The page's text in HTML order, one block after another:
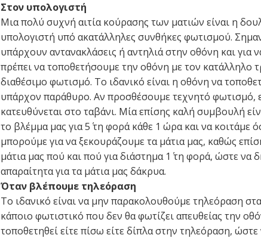
Στον υπολογιστή
Μια πολύ συχνή αιτία κούρασης των ματιών είναι η
υπολογιστή υπό ακατάλληλες συνθήκες φωτισμού.
υπάρχουν αντανακλάσεις ή αντηλιά στην οθόνη και για
πρέπει να τοποθετήσουμε την οθόνη με τον κατάλληλο
διαθέσιμο φωτισμό. Το ιδανικό είναι η οθόνη να
υπάρχον παράθυρο. Αν προσθέσουμε τεχνητό φωτισμό,
κατευθύνεται στο ταβάνι. Μία επίσης καλή συμβουλή
το βλέμμα μας για 5΄ τη φορά κάθε 1 ώρα και να κοιτάμε
μπορούμε για να ξεκουράζουμε τα μάτια μας, καθώς
μάτια μας πού και πού για διάστημα 1΄ τη φορά, ώστε να
απαραίτητα για τα μάτια μας δάκρυα.
Όταν βλέπουμε τηλεόραση
Το ιδανικό είναι να μην παρακολουθούμε τηλεόραση στα
κάποιο φωτιστικό που δεν θα φωτίζει απευθείας την
τοποθετηθεί είτε πίσω είτε δίπλα στην τηλεόραση,